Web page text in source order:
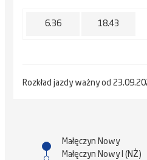
6.36 18.43
Rozkład jazdy ważny od
Małęczyn Nowy
Małęczyn Nowy I (NŻ)